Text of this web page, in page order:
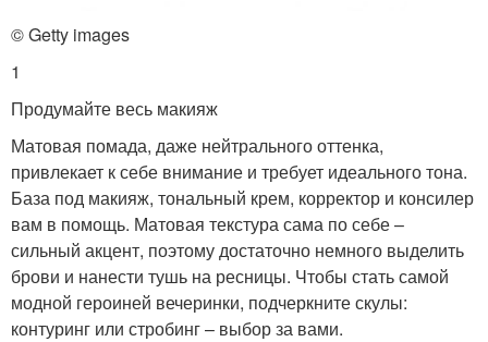
© Getty images
1
Продумайте весь макияж
Матовая помада, даже нейтрального оттенка,
привлекает к себе внимание и требует идеального тона.
База под макияж, тональный крем, корректор и консилер
вам в помощь. Матовая текстура сама по себе –
сильный акцент, поэтому достаточно немного выделить
брови и нанести тушь на ресницы. Чтобы стать самой
модной героиней вечеринки, подчеркните скулы:
контуринг или стробинг – выбор за вами.